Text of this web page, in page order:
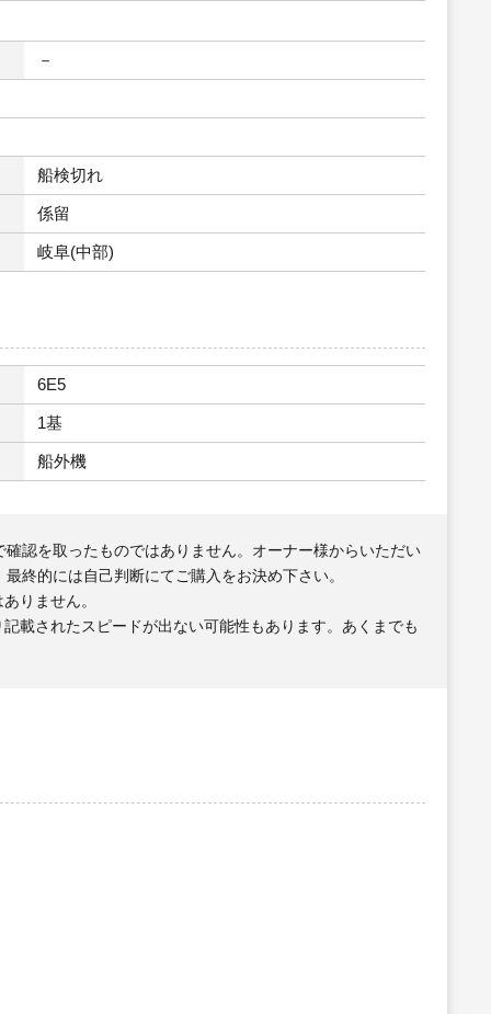
－
船検切れ
係留
岐阜(中部)
6E5
1基
船外機
認を取ったものではありません。オーナー様からいただい
終的には自己判断にてご購入をお決め下さい。
りません。
載されたスピードが出ない可能性もあります。あくまでも